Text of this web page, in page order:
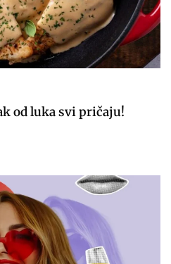
od luka svi pričaju!